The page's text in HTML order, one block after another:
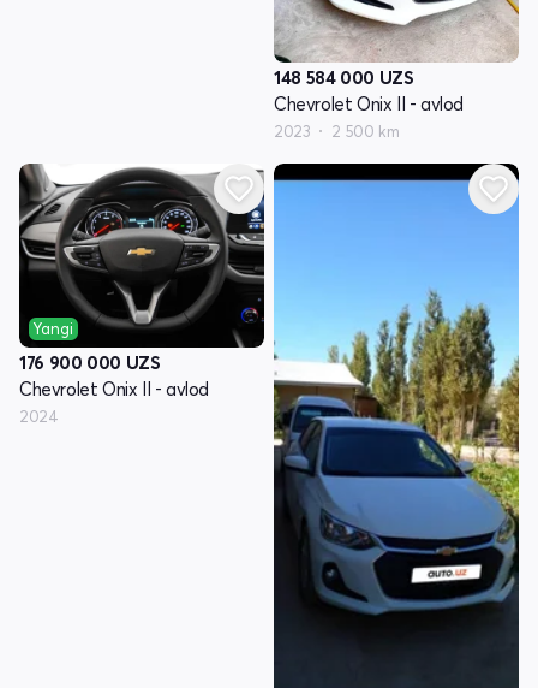
148 584 000 UZS
Chevrolet Onix II - avlod
2023 2 500 km
Yangi
176 900 000 UZS
Chevrolet Onix II - avlod
2024